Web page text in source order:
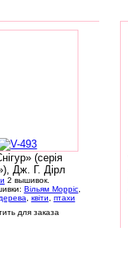
(серія
Дж. Г. Дірл
2 вышивок.
Вільям Морріс,
, квіти, птахи
для заказа